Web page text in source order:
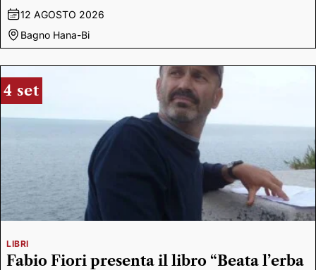
12 AGOSTO 2026
Bagno Hana-Bi
4 set
LIBRI
Fabio Fiori presenta il libro “Beata l’erba